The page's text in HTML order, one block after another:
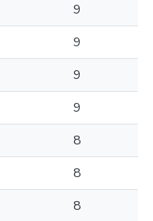
9
9
9
9
8
8
8